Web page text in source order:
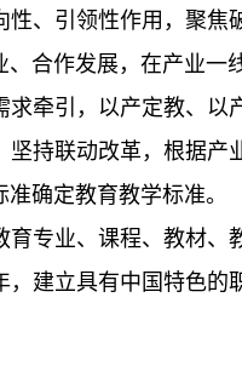
性、引领性作用，聚
、合作发展，在产业
引，以产定教、以
坚持联动改革，根据
确定教育教学标准。
专业、课程、教材、
，建立具有中国特色